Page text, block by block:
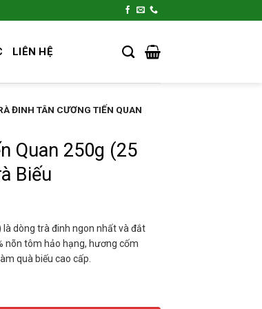
LIÊN HỆ
ĐINH TÂN CƯƠNG TIẾN QUAN
Quan 250g (25
Biếu
là dòng trà đinh ngon nhất và đắt
nõn tôm hảo hạng, hương cốm
quà biếu cao cấp.
x 10g) - Đệ Nhất Trà Biếu số lượng